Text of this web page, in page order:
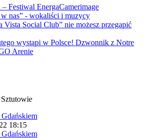
Festiwal EnergaCamerimage
nas” - wokaliści i muzycy
Vista Social Club” nie możesz przegapić
wystąpi w Polsce! Dzwonnik z Notre
Arenie
18:15